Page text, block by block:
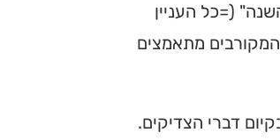
(=כל העניין
מתאמצים
דברי הצדיקים.